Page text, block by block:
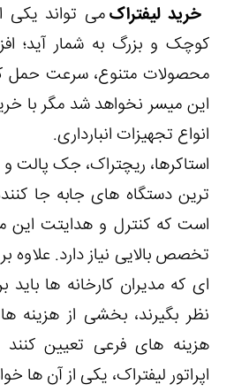
خرید لیفتراکمی تواند یکی
کوچک و بزرگ به شمار آید؛
محصولات متنوع، سرعت حمل
این میسر نخواهد شد مگر با
انواع تجهیزات انبارداری.
استاکرها، ریچتراک، جک پالت و
ترین دستگاه های جابه جا
است که کنترل و هدایتت این
تخصص بالایی نیاز دارد. علاوه
ای که مدیران کارخانه ها
نظر بگیرند، بخشی از هزینه ها
هزینه های فرعی تعیین
اپراتور لیفتراک، یکی از آن ها